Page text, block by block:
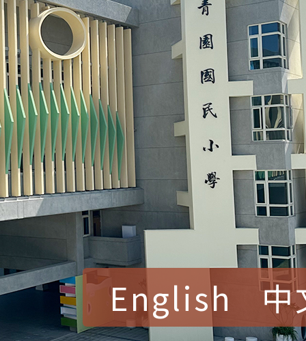
English 中
賀！本校參加桃園市中